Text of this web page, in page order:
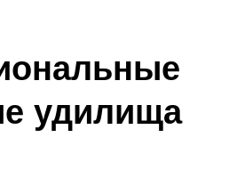
удилища